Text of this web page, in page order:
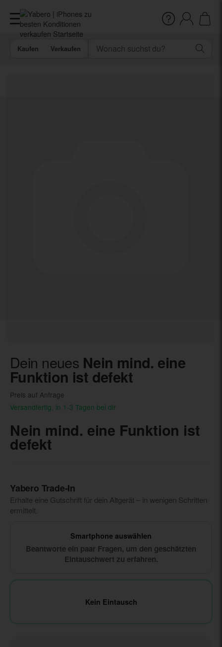
Kaufen Verkaufen
Dein neues Nein mind. eine
Funktion ist defekt
Preis auf Anfrage
Versandfertig, in 1-3 Tagen bei dir
Nein mind. eine Funktion ist
defekt
Yabero Trade‑In
Erhalte eine Gutschrift für dein Altgerät – in wenigen Schritten
ermittelt.
Smartphone auswählen
Beantworte ein paar Fragen, um den geschätzten
Eintauschwert zu erfahren.
Kein Eintausch